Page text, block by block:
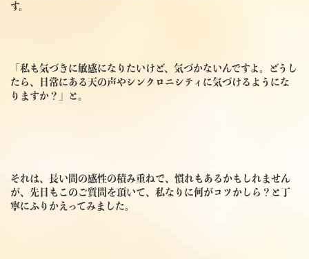
す。
「私も気づきに敏感になりたいけど、気づかないんですよ。どうし
たら、日常にある天の声やシンクロニシティに気づけるようにな
りますか？」と。
それは、長い間の感性の積み重ねで、慣れもあるかもしれません
が、先日もこのご質問を頂いて、私なりに何がコツかしら？と丁
寧にふりかえってみました。